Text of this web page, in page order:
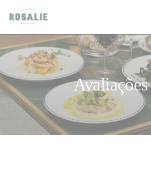
Painel de Gerenciamento de Cookies
Avaliações